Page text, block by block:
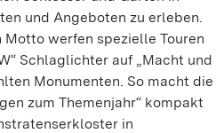
und Angeboten zu erleben.
werfen spezielle Touren
Schlaglichter auf „Macht und
Monumenten. So macht die
zum Themenjahr“ kompakt
in